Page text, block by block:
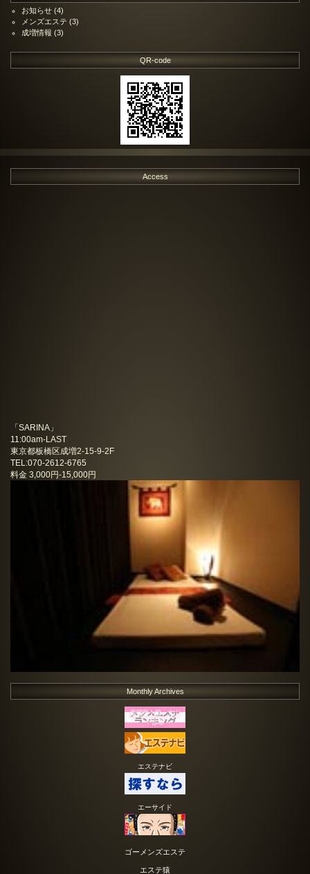
お知らせ (4)
メンズエステ (3)
成増情報 (3)
QR-code
Access
「SARINA 」
11:00am-LAST
東京都板橋区成増2-15-9-2F
TEL:070-2612-6765
料金 3,000円-15,000円
Monthly Archives
エステナビ
エーサイド
ゴーメンズエステ
エステ猿